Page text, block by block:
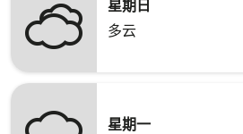
星期日
多云
星期一